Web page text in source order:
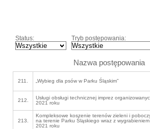
Status: Tryb postępowania:
Nazwa postępowania
211. „Wybieg dla psów w Parku Śląskim”
212.
Usługi obsługi technicznej imprez
2021 roku
213.
Kompleksowe koszenie terenów zieleni i
na terenie Parku Śląskiego wraz z
2021 roku